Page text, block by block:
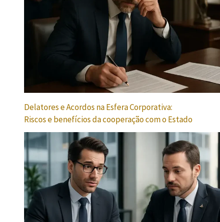
Delatores e Acordos na Esfera Corporativa:
Riscos e benefícios da cooperação com o Estado